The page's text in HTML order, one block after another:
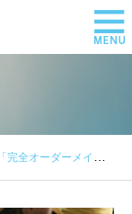
ドメニュー」で最短で結果が出る理由